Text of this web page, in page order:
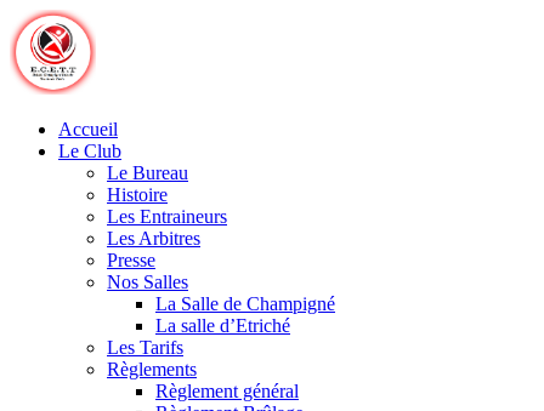
Skip
to
content
Accueil
Le Club
Le Bureau
Histoire
Les Entraineurs
Les Arbitres
Presse
Nos Salles
La Salle de Champigné
La salle d’Etriché
Les Tarifs
Règlements
Règlement général